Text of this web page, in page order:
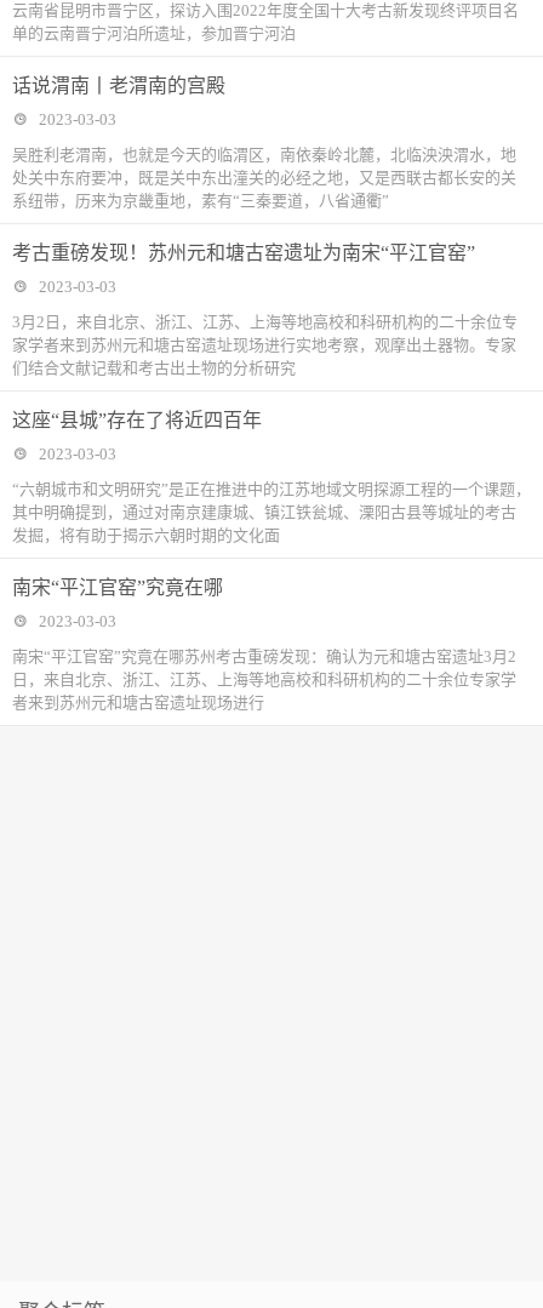
云南省昆明市晋宁区，探访入围2022年度全国十大考古新发现终评项目名
单的云南晋宁河泊所遗址，参加晋宁河泊
话说渭南丨老渭南的宫殿
2023-03-03
吴胜利老渭南，也就是今天的临渭区，南依秦岭北麓，北临泱泱渭水，地
处关中东府要冲，既是关中东出潼关的必经之地，又是西联古都长安的关
系纽带，历来为京畿重地，素有“三秦要道，八省通衢”
考古重磅发现！苏州元和塘古窑遗址为南宋“平江官窑”
2023-03-03
3月2日，来自北京、浙江、江苏、上海等地高校和科研机构的二十余位专
家学者来到苏州元和塘古窑遗址现场进行实地考察，观摩出土器物。专家
们结合文献记载和考古出土物的分析研究
这座“县城”存在了将近四百年
2023-03-03
“六朝城市和文明研究”是正在推进中的江苏地域文明探源工程的一个课题，
其中明确提到，通过对南京建康城、镇江铁瓮城、溧阳古县等城址的考古
发掘，将有助于揭示六朝时期的文化面
南宋“平江官窑”究竟在哪
2023-03-03
南宋“平江官窑”究竟在哪苏州考古重磅发现：确认为元和塘古窑遗址3月2
日，来自北京、浙江、江苏、上海等地高校和科研机构的二十余位专家学
者来到苏州元和塘古窑遗址现场进行